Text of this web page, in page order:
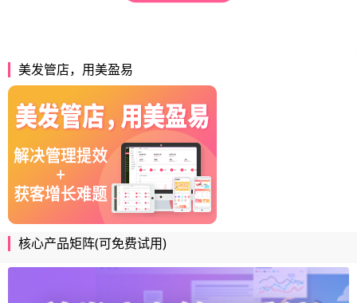
美发管店，用美盈易
核心产品矩阵(可免费试用)